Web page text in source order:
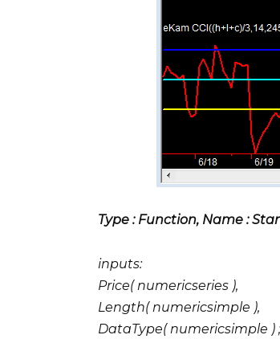
Type : Function, Name :
inputs:
Price( numericseries ),
Length( numericsimple ),
DataType( numericsimple )